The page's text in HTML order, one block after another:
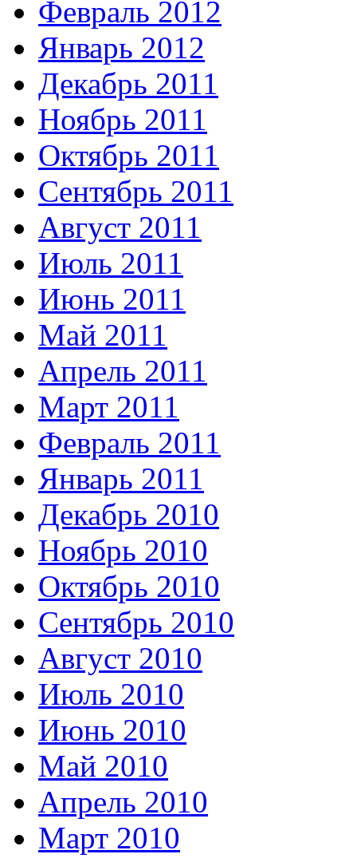
Февраль 2012
Январь 2012
Декабрь 2011
Ноябрь 2011
Октябрь 2011
Сентябрь 2011
Август 2011
Июль 2011
Июнь 2011
Май 2011
Апрель 2011
Март 2011
Февраль 2011
Январь 2011
Декабрь 2010
Ноябрь 2010
Октябрь 2010
Сентябрь 2010
Август 2010
Июль 2010
Июнь 2010
Май 2010
Апрель 2010
Март 2010